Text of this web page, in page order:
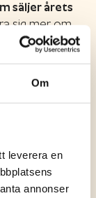
Om
leverera en
annonser
säljer årets
sig mer om
som gör
vi5 kr
Så ditt
var med